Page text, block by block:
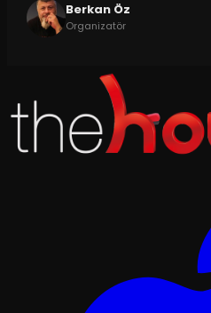
Berkan Öz
Organizatör